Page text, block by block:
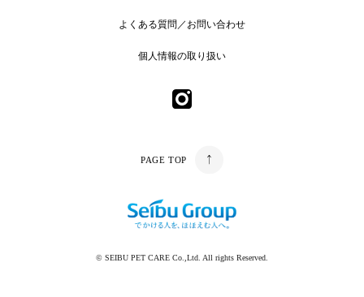
よくある質問／お問い合わせ
個人情報の取り扱い
PAGE TOP
© SEIBU PET CARE Co.,Ltd. All rights Reserved.